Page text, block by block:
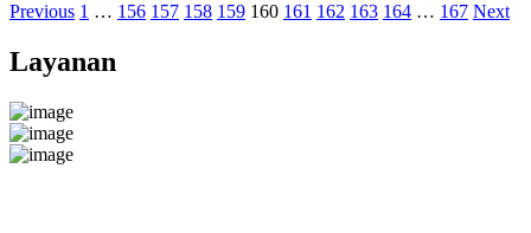
Previous 1 … 156 157 158 159 160 161 162 163 164 … 167 Next
Layanan